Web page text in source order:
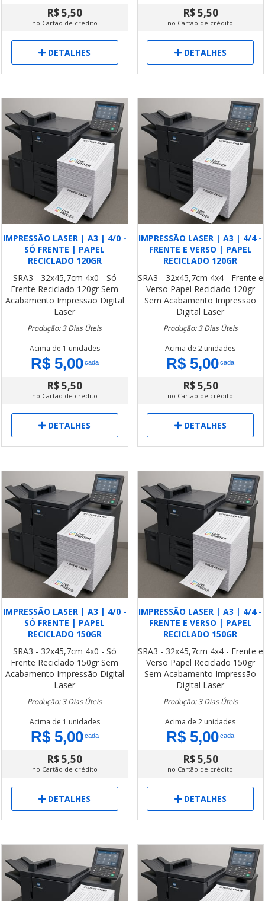
R$ 5,50
no Cartão de crédito
DETALHES
R$ 5,50
no Cartão de crédito
DETALHES
IMPRESSÃO LASER | A3 | 4/0 -
SÓ FRENTE | PAPEL
RECICLADO 120GR
SRA3 - 32x45,7cm 4x0 - Só
Frente Reciclado 120gr Sem
Acabamento Impressão Digital
Laser
Produção: 3 Dias Úteis
Acima de 1 unidades
R$ 5,00cada
R$ 5,50
no Cartão de crédito
DETALHES
IMPRESSÃO LASER | A3 | 4/4 -
FRENTE E VERSO | PAPEL
RECICLADO 120GR
SRA3 - 32x45,7cm 4x4 - Frente e
Verso Papel Reciclado 120gr
Sem Acabamento Impressão
Digital Laser
Produção: 3 Dias Úteis
Acima de 2 unidades
R$ 5,00cada
R$ 5,50
no Cartão de crédito
DETALHES
IMPRESSÃO LASER | A3 | 4/0 -
SÓ FRENTE | PAPEL
RECICLADO 150GR
SRA3 - 32x45,7cm 4x0 - Só
Frente Reciclado 150gr Sem
Acabamento Impressão Digital
Laser
Produção: 3 Dias Úteis
Acima de 1 unidades
R$ 5,00cada
R$ 5,50
no Cartão de crédito
DETALHES
IMPRESSÃO LASER | A3 | 4/4 -
FRENTE E VERSO | PAPEL
RECICLADO 150GR
SRA3 - 32x45,7cm 4x4 - Frente e
Verso Papel Reciclado 150gr
Sem Acabamento Impressão
Digital Laser
Produção: 3 Dias Úteis
Acima de 2 unidades
R$ 5,00cada
R$ 5,50
no Cartão de crédito
DETALHES